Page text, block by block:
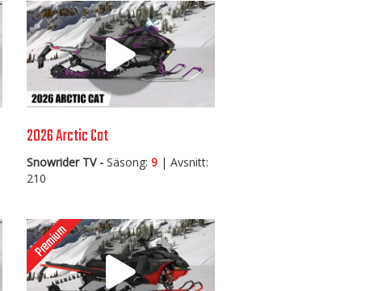
2026 Arctic Cat
Snowrider TV -Säsong: 9| Avsnitt:
210